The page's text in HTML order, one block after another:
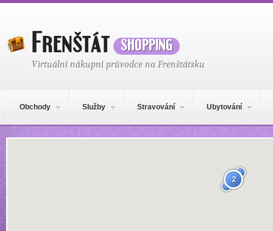
Frenštátshopping
Virtuální nákupní průvodce na Frenštátsku
Obchody Služby Stravování Ubytování
Mapa obsahu
2